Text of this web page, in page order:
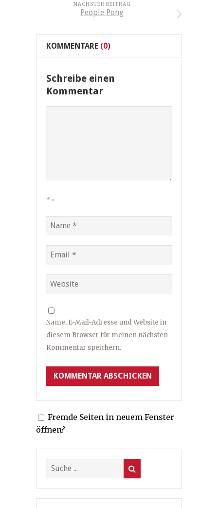
NÄCHSTER BEITRAG
People Pong
KOMMENTARE (0)
Schreibe einen
Kommentar
* =
Name, E-Mail-Adresse und Website in
diesem Browser für meinen nächsten
Kommentar speichern.
Fremde Seiten in neuem Fenster
öffnen?